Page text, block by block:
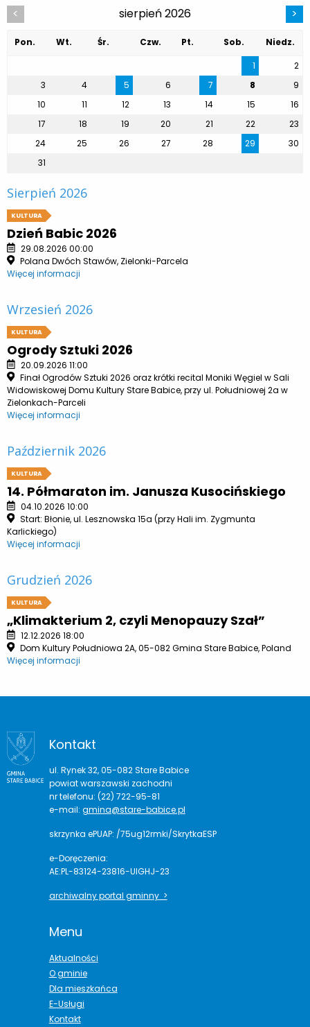
< sierpień 2026 >
Pon. Wt. Śr. Czw. Pt. Sob.
Niedz.
1
2
3
4 5 6 7 8
9
10
11 12 13 14 15
16
17
18 19 20 21 22
23
24
25 26 27 28 29
30
31
Sierpień 2026
KULTURA
Dzień Babic 2026
29.08.2026 00:00
Polana Dwóch Stawów, Zielonki-Parcela
Więcej informacji
Wrzesień 2026
KULTURA
Ogrody Sztuki 2026
20.09.2026 11:00
Finał Ogrodów Sztuki 2026 oraz krótki recital Moniki Węgiel w Sali
Widowiskowej Domu Kultury Stare Babice, przy ul. Południowej 2a w
Zielonkach-Parceli
Więcej informacji
Październik 2026
KULTURA
14. Półmaraton im. Janusza Kusocińskiego
04.10.2026 10:00
Start: Błonie, ul. Lesznowska 15a (przy Hali im. Zygmunta
Karlickiego)
Więcej informacji
Grudzień 2026
KULTURA
„Klimakterium 2, czyli Menopauzy Szał”
12.12.2026 18:00
Dom Kultury Południowa 2A, 05-082 Gmina Stare Babice, Poland
Więcej informacji
Kontakt
ul. Rynek 32, 05-082 Stare Babice
powiat warszawski zachodni
nr telefonu: (22) 722-95-81
e-mail: gmina@stare-babice.pl
skrzynka ePUAP: /75ug12rmki/SkrytkaESP
e-Doręczenia:
AE:PL-83124-23816-UIGHJ-23
archiwalny portal gminny >
Menu
Aktualności
O gminie
Dla mieszkańca
E-Usługi
Kontakt